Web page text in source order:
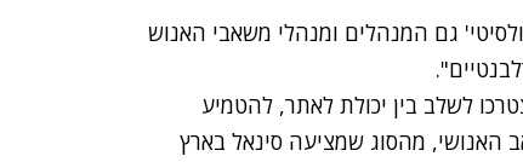
גם המנהלים ומנהלי משאבי האנוש
לשלב בין יכולת לאתר, להטמיע
האנושי, מהסוג שמציעה סינאל בארץ